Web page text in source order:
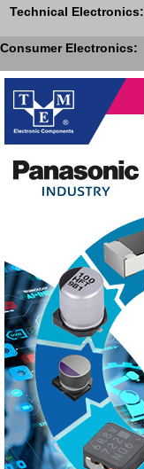
Technical Electronics:
Consumer Electronics: